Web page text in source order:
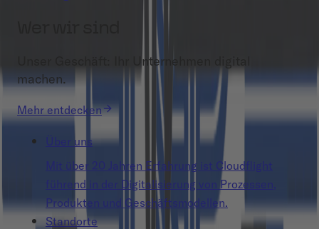
Unser Geschäft: Ihr Unternehmen digital
machen.
Mehr entdecken
Über uns
Mit über 20 Jahren Erfahrung ist Cloudflight
führend in der Digitalisierung von Prozessen,
Produkten und Geschäftsmodellen.
Standorte